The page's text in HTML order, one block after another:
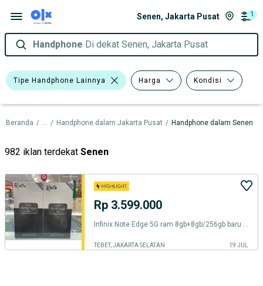
Senen, Jakarta Pusat 1
Handphone Di dekat Senen, Jakarta Pusat
Tipe Handphone Lainnya Harga Kondisi
Beranda / ... / Handphone dalam Jakarta Pusat / Handphone dalam Senen
982 iklan terdekat Senen
Rp 3.599.000
TEBET, JAKARTA SELATAN 19 JUL